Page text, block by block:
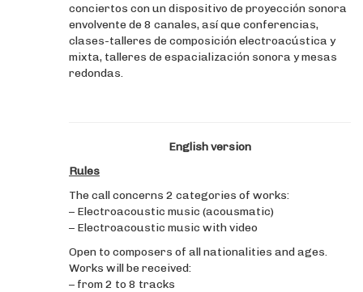
conciertos con un dispositivo de proyección sonora
envolvente de 8 canales, así que conferencias,
clases-talleres de composición electroacústica y
mixta, talleres de espacialización sonora y mesas
redondas.
English version
Rules
The call concerns 2 categories of works:
– Electroacoustic music (acousmatic)
– Electroacoustic music with video
Open to composers of all nationalities and ages.
Works will be received:
– from 2 to 8 tracks